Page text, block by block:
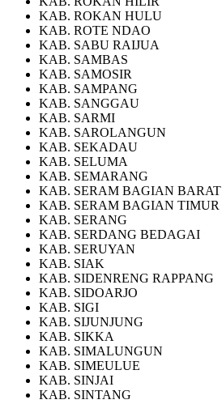
KAB. ROKAN HULU
KAB. ROTE NDAO
KAB. SABU RAIJUA
KAB. SAMBAS
KAB. SAMOSIR
KAB. SAMPANG
KAB. SANGGAU
KAB. SARMI
KAB. SAROLANGUN
KAB. SEKADAU
KAB. SELUMA
KAB. SEMARANG
KAB. SERAM BAGIAN BARAT
KAB. SERAM BAGIAN TIMUR
KAB. SERANG
KAB. SERDANG BEDAGAI
KAB. SERUYAN
KAB. SIAK
KAB. SIDENRENG RAPPANG
KAB. SIDOARJO
KAB. SIGI
KAB. SIJUNJUNG
KAB. SIKKA
KAB. SIMALUNGUN
KAB. SIMEULUE
KAB. SINJAI
KAB. SINTANG